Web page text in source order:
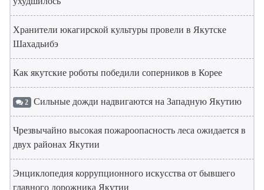
Хранители юкагирской культуры провели в Якутске
Шахадьибэ
Как якутские роботы победили соперников в Корее
2 Сильные дожди надвигаются на Западную Якутию
Чрезвычайно высокая пожароопасность леса ожидается в
двух районах Якутии
Энциклопедия коррупционного искусства от бывшего
главного дорожника Якутии